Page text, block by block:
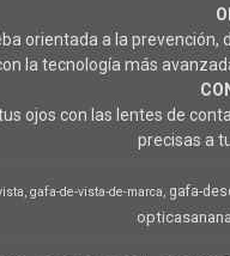
orientada a la
la tecnología más
ojos con las lentes de
precisas a
gafa-de-vista-de-marca gafa-